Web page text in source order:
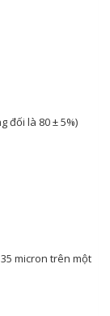
đối là 80 ± 5%)
micron trên một